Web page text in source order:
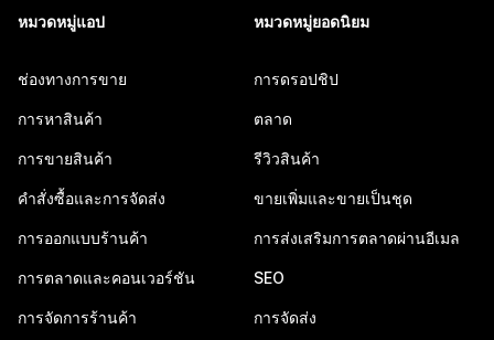
หมวดหมู่แอป
ช่องทางการขาย
การหาสินค้า
การขายสินค้า
คำสั่งซื้อและการจัดส่ง
การออกแบบร้านค้า
การตลาดและคอนเวอร์ชัน
การจัดการร้านค้า
หมวดหมู่ยอดนิยม
การดรอปชิป
ตลาด
รีวิวสินค้า
ขายเพิ่มและขายเป็นชุด
การส่งเสริมการตลาดผ่านอีเมล
SEO
การจัดส่ง